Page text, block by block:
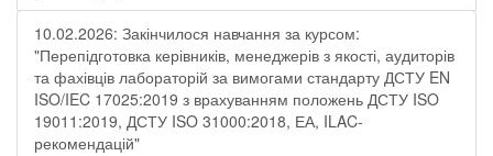
10.02.2026: Закінчилося навчання за курсом:
"Перепідготовка керівників, менеджерів з якості, аудиторів
та фахівців лабораторій за вимогами стандарту ДСТУ EN
ISO/IEC 17025:2019 з врахуванням положень ДСТУ ISO
19011:2019, ДСТУ ISO 31000:2018, ЕА, ILAC-
рекомендацій"